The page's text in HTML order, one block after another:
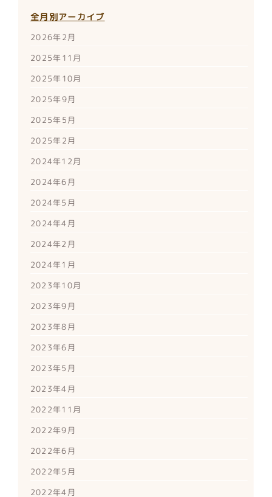
全月別アーカイブ
2026年2月
2025年11月
2025年10月
2025年9月
2025年5月
2025年2月
2024年12月
2024年6月
2024年5月
2024年4月
2024年2月
2024年1月
2023年10月
2023年9月
2023年8月
2023年6月
2023年5月
2023年4月
2022年11月
2022年9月
2022年6月
2022年5月
2022年4月